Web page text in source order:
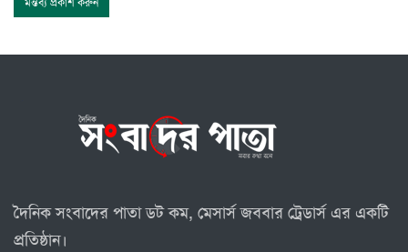
দৈনিক সংবাদের পাতা ডট কম, মেসার্স জববার ট্রেডার্স এর একটি
প্রতিষ্ঠান।